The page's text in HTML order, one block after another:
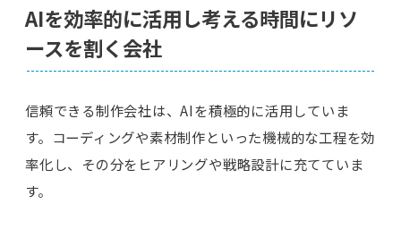
AIを効率的に活用し考える時間にリソ
ースを割く会社
信頼できる制作会社は、AIを積極的に活用していま
す。コーディングや素材制作といった機械的な工程を効
率化し、その分をヒアリングや戦略設計に充てていま
す。